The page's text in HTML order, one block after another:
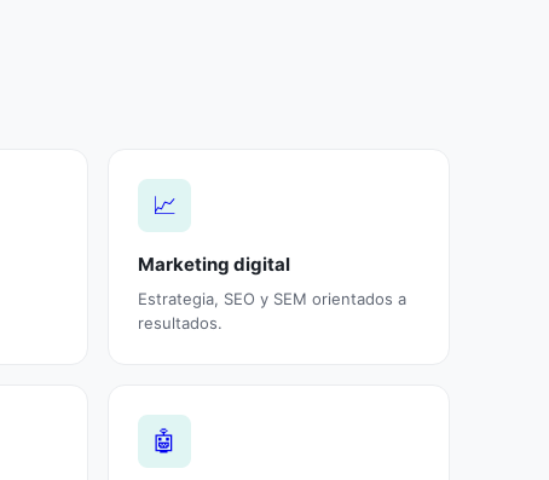
📈
Marketing digital
Estrategia, SEO y SEM orientados a
resultados.
🤖